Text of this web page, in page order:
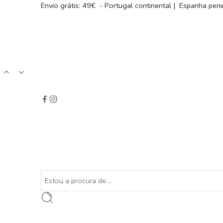
Envio grátis: 49€ - Portugal continental | Espanha